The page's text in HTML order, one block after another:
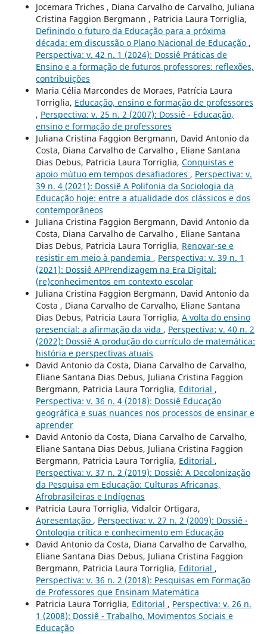
Jocemara Triches , Diana Carvalho de Carvalho, Juliana
Cristina Faggion Bergmann , Patricia Laura Torriglia,
Definindo o futuro da Educação para a próxima
década: em discussão o Plano Nacional de Educação ,
Perspectiva: v. 42 n. 1 (2024): Dossiê Práticas de
Ensino e a formação de futuros professores: reflexões,
contribuições
Maria Célia Marcondes de Moraes, Patrícia Laura
Torriglia, Educação, ensino e formação de professores
, Perspectiva: v. 25 n. 2 (2007): Dossiê - Educação,
ensino e formação de professores
Juliana Cristina Faggion Bergmann, David Antonio da
Costa, Diana Carvalho de Carvalho , Eliane Santana
Dias Debus, Patricia Laura Torriglia, Conquistas e
apoio mútuo em tempos desafiadores , Perspectiva: v.
39 n. 4 (2021): Dossiê A Polifonia da Sociologia da
Educação hoje: entre a atualidade dos clássicos e dos
contemporâneos
Juliana Cristina Faggion Bergmann, David Antonio da
Costa, Diana Carvalho de Carvalho , Eliane Santana
Dias Debus, Patricia Laura Torriglia, Renovar-se e
resistir em meio à pandemia , Perspectiva: v. 39 n. 1
(2021): Dossiê APPrendizagem na Era Digital:
(re)conhecimentos em contexto escolar
Juliana Cristina Faggion Bergmann, David Antonio da
Costa , Diana Carvalho de Carvalho, Eliane Santana
Dias Debus, Patricia Laura Torriglia, A volta do ensino
presencial: a afirmação da vida , Perspectiva: v. 40 n. 2
(2022): Dossiê A produção do currículo de matemática:
história e perspectivas atuais
David Antonio da Costa, Diana Carvalho de Carvalho,
Eliane Santana Dias Debus, Juliana Cristina Faggion
Bergmann, Patricia Laura Torriglia, Editorial ,
Perspectiva: v. 36 n. 4 (2018): Dossiê Educação
geográfica e suas nuances nos processos de ensinar e
aprender
David Antonio da Costa, Diana Carvalho de Carvalho,
Eliane Santana Dias Debus, Juliana Cristina Faggion
Bergmann, Patricia Laura Torriglia, Editorial ,
Perspectiva: v. 37 n. 2 (2019): Dossiê: A Decolonização
da Pesquisa em Educação: Culturas Africanas,
Afrobrasileiras e Indígenas
Patricia Laura Torriglia, Vidalcir Ortigara,
Apresentação , Perspectiva: v. 27 n. 2 (2009): Dossiê -
Ontologia crítica e conhecimento em Educação
David Antonio da Costa, Diana Carvalho de Carvalho,
Eliane Santana Dias Debus, Juliana Cristina Faggion
Bergmann, Patricia Laura Torriglia, Editorial ,
Perspectiva: v. 36 n. 2 (2018): Pesquisas em Formação
de Professores que Ensinam Matemática
Patricia Laura Torriglia, Editorial , Perspectiva: v. 26 n.
1 (2008): Dossiê - Trabalho, Movimentos Sociais e
Educação